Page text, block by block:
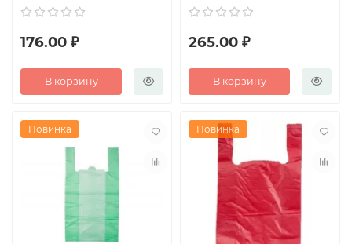
176.00 ₽
В корзину
265.00 ₽
В корзину
Новинка Новинка